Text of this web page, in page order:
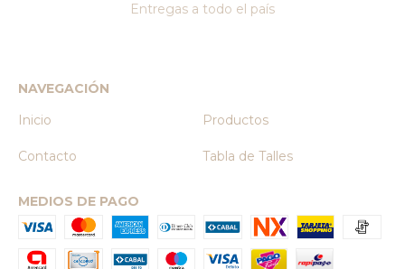
Entregas a todo el país
NAVEGACIÓN
Inicio
Productos
Contacto Tabla de Talles
MEDIOS DE PAGO